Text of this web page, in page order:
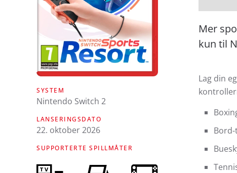
SYSTEM
Nintendo Switch 2
LANSERINGSDATO
22. oktober 2026
SUPPORTERTE SPILLMÅTER
Mer
kun til
Lag din